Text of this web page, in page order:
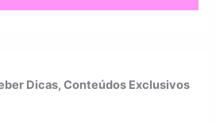
Dicas, Conteúdos Exclusivos